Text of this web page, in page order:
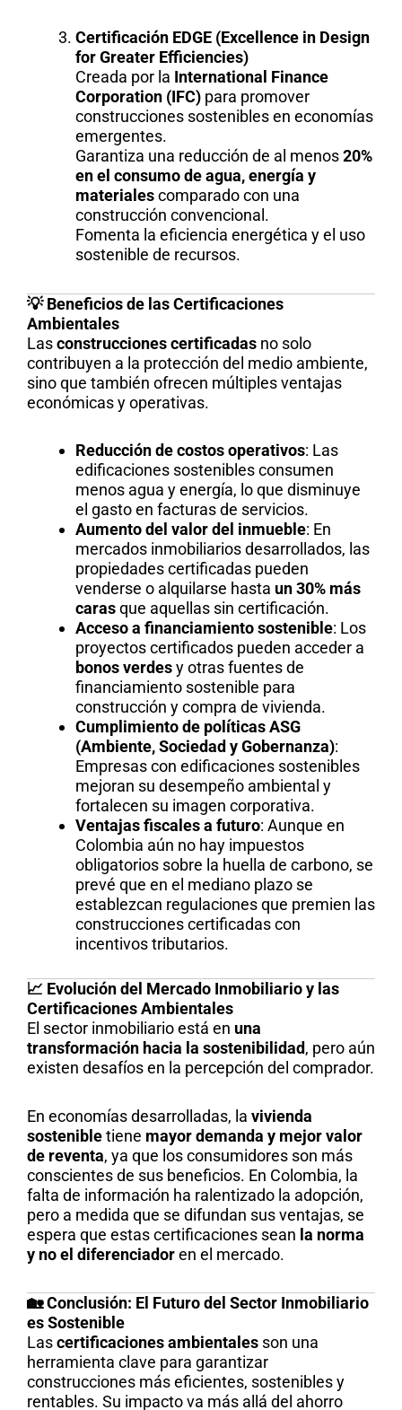
Certificación EDGE (Excellence in Design
for Greater Efficiencies)
Creada por la International Finance
Corporation (IFC) para promover
construcciones sostenibles en economías
emergentes.
Garantiza una reducción de al menos20%
en el consumo de agua, energía y
materialescomparado con una
construcción convencional.
Fomenta la eficiencia energética y el uso
sostenible de recursos.
💡 Beneficios de las Certificaciones
Ambientales
Lasconstrucciones certificadas no solo
contribuyen a la protección del medio ambiente,
sino que también ofrecen múltiples ventajas
económicas y operativas.
Reducción de costos operativos: Las
edificaciones sostenibles consumen
menos agua y energía, lo que disminuye
el gasto en facturas de servicios.
Aumento del valor del inmueble: En
mercados inmobiliarios desarrollados, las
propiedades certificadas pueden
venderse o alquilarse hasta un 30% más
carasque aquellas sin certificación.
Acceso a financiamiento sostenible: Los
proyectos certificados pueden acceder a
bonos verdesy otras fuentes de
financiamiento sostenible para
construcción y compra de vivienda.
Cumplimiento de políticas ASG
(Ambiente, Sociedad y Gobernanza):
Empresas con edificaciones sostenibles
mejoran su desempeño ambiental y
fortalecen su imagen corporativa.
Ventajas fiscales a futuro: Aunque en
Colombia aún no hay impuestos
obligatorios sobre la huella de carbono, se
prevé que en el mediano plazo se
establezcan regulaciones que premien las
construcciones certificadas con
incentivos tributarios.
📈 Evolución del Mercado Inmobiliario y las
Certificaciones Ambientales
El sector inmobiliario está en una
transformación hacia la sostenibilidad, pero aún
existen desafíos en la percepción del comprador.
En economías desarrolladas, la vivienda
sostenibletiene mayor demanda y mejor valor
de reventa, ya que los consumidores son más
conscientes de sus beneficios. En Colombia, la
falta de información ha ralentizado la adopción,
pero a medida que se difundan sus ventajas, se
espera que estas certificaciones sean la norma
y no el diferenciadoren el mercado.
🏡 Conclusión: El Futuro del Sector Inmobiliario
es Sostenible
Lascertificaciones ambientales son una
herramienta clave para garantizar
construcciones más eficientes, sostenibles y
rentables. Su impacto va más allá del ahorro